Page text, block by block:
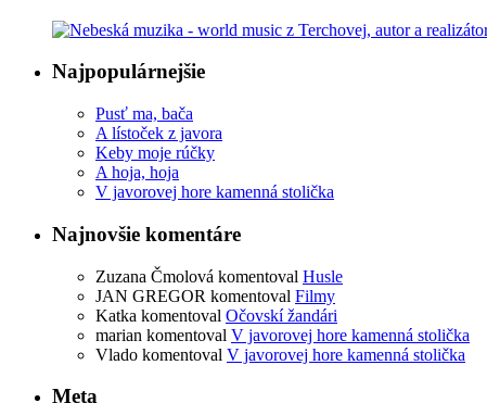
Najpopulárnejšie
Pusť ma, bača
A lístoček z javora
Keby moje rúčky
A hoja, hoja
V javorovej hore kamenná stolička
Najnovšie komentáre
Zuzana Čmolová komentoval Husle
JAN GREGOR komentoval Filmy
Katka komentoval Očovskí žandári
marian komentoval V javorovej hore kamenná stolička
Vlado komentoval V javorovej hore kamenná stolička
Meta